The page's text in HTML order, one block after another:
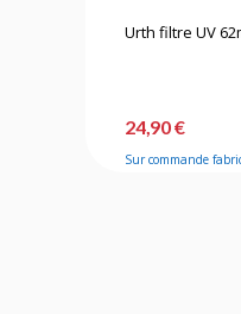
Urth filtre UV
24,90 €
Sur commande